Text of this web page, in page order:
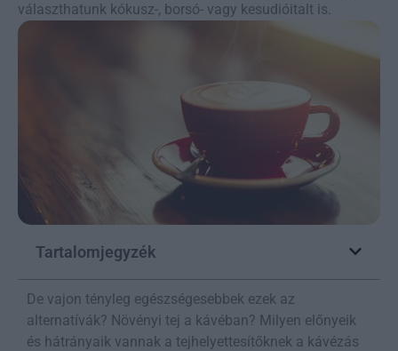
választhatunk kókusz-, borsó- vagy kesudióitalt is.
Tartalomjegyzék
De vajon tényleg egészségesebbek ezek az
alternatívák? Növényi tej a kávéban? Milyen előnyeik
és hátrányaik vannak a tejhelyettesítőknek a kávézás